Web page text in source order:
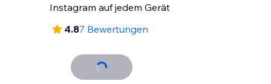
Instagram auf jedem Gerät
4.87 Bewertungen